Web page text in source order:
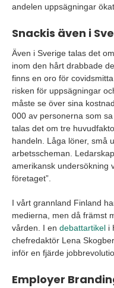
andelen uppsägningar
Snackis även i
Även i Sverige talas det
inom den hårt drabbade
finns en oro för
risken för uppsägningar
måste se över sina
000 av personerna som
talas det om tre
handeln. Låga löner, små
arbetsscheman.
amerikansk undersökning
företaget”.
I vårt grannland Finland
medierna, men då främst
vården. I en debattartikel i
chefredaktör Lena
inför en fjärde
Employer